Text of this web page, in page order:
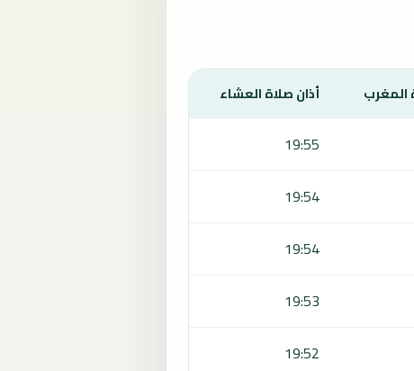
المغرب أذان صلاة العشاء
19:55
19:54
19:54
19:53
19:52